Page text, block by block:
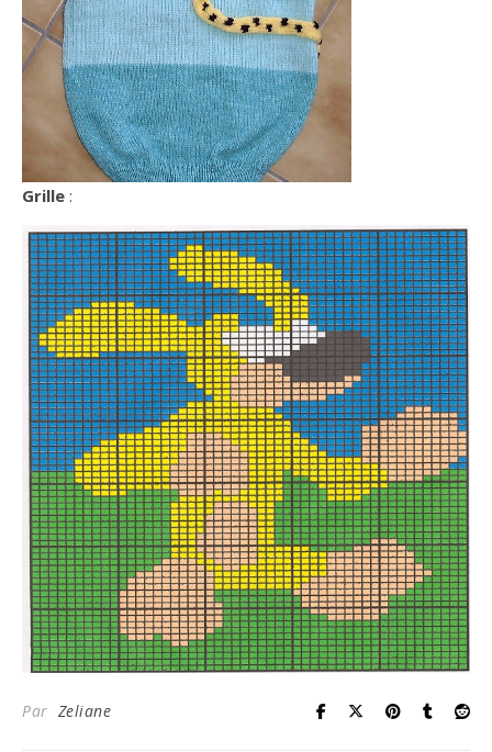
Grille :
Par Zeliane